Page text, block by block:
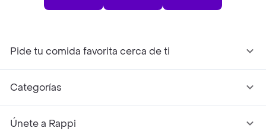
Pide tu comida favorita cerca de ti
Categorías
Únete a Rappi